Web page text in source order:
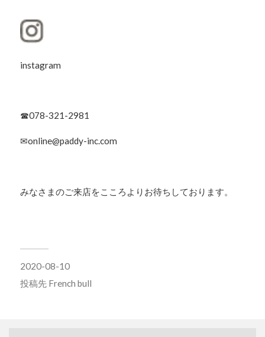
instagram
☎078-321-2981
✉online@paddy-inc.com
みなさまのご来店をこころよりお待ちしております。
2020-08-10
投稿先 French bull